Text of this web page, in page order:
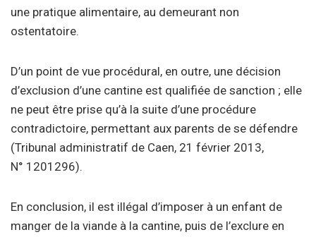
une pratique alimentaire, au demeurant non
ostentatoire.
D’un point de vue procédural, en outre, une décision
d’exclusion d’une cantine est qualifiée de sanction ; elle
ne peut être prise qu’à la suite d’une procédure
contradictoire, permettant aux parents de se défendre
(Tribunal administratif de Caen, 21 février 2013,
N° 1201296).
En conclusion, il est illégal d’imposer à un enfant de
manger de la viande à la cantine, puis de l’exclure en